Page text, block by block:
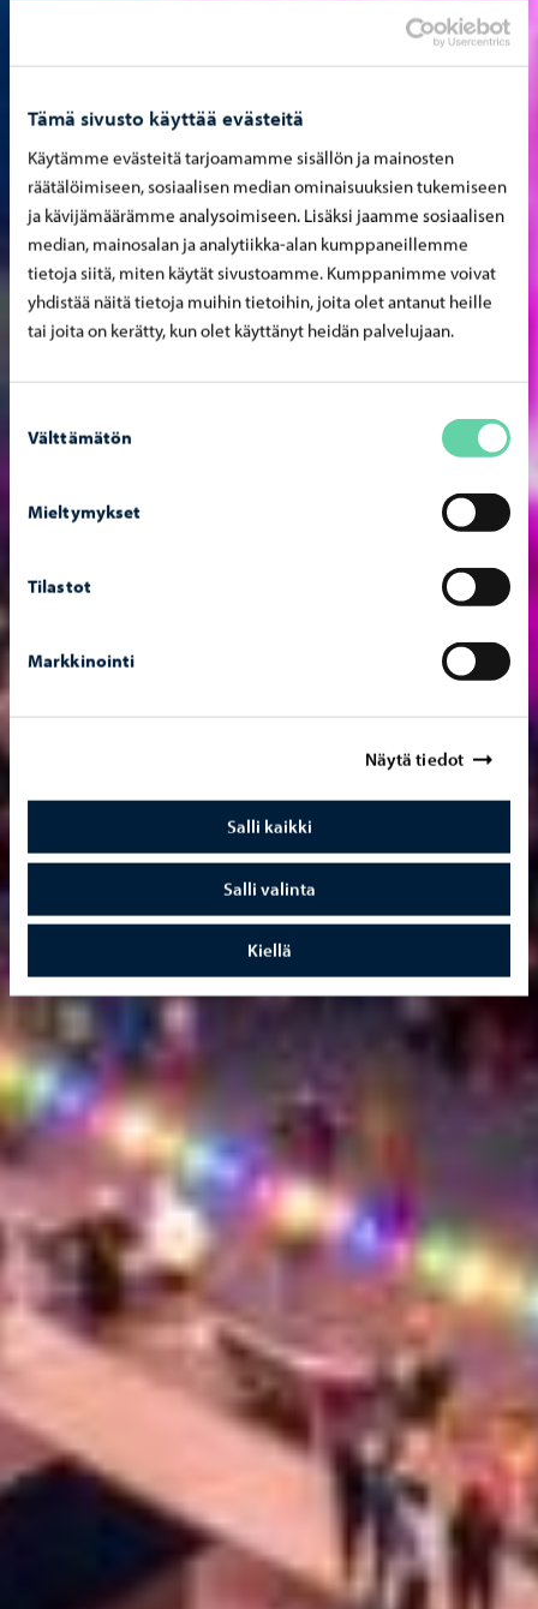
Tämä sivusto käyttää evästeitä
Käytämme evästeitä tarjoamamme sisällön ja mainosten
räätälöimiseen, sosiaalisen median ominaisuuksien tukemiseen
ja kävijämäärämme analysoimiseen. Lisäksi jaamme sosiaalisen
median, mainosalan ja analytiikka-alan kumppaneillemme
tietoja siitä, miten käytät sivustoamme. Kumppanimme voivat
yhdistää näitä tietoja muihin tietoihin, joita olet antanut heille
tai joita on kerätty, kun olet käyttänyt heidän palvelujaan.
valinta
Välttämätön
Mieltymykset
Tilastot
Markkinointi
Näytä tiedot
Salli kaikki
Salli valinta
Kiellä